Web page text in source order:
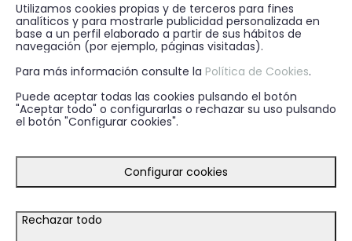
MÁS INFORMACIÓN
DISPONIBILIDAD EN TIENDA
TE PODRÍA INTERESAR
LOOK
Utilizamos cookies propias y de terceros para fines
analíticos y para mostrarle publicidad personalizada en
base a un perfil elaborado a partir de sus hábitos de
navegación (por ejemplo, páginas visitadas).
Para más información consulte la Política de Cookies.
Puede aceptar todas las cookies pulsando el botón
"Aceptar todo" o configurarlas o rechazar su uso pulsando
el botón "Configurar cookies".
Configurar cookies
Rechazar todo